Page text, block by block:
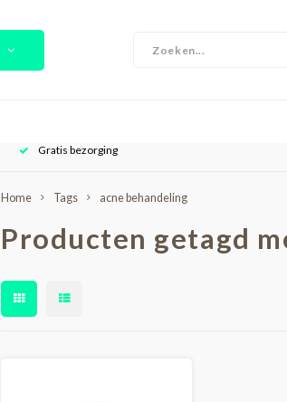
Gratis bezorging
Home Tags acne behandeling
Producten getagd